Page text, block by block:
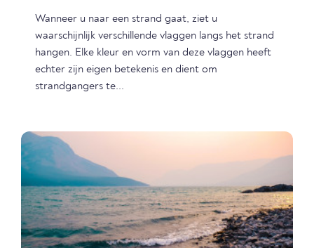
Wanneer u naar een strand gaat, ziet u
waarschijnlijk verschillende vlaggen langs het strand
hangen. Elke kleur en vorm van deze vlaggen heeft
echter zijn eigen betekenis en dient om
strandgangers te...